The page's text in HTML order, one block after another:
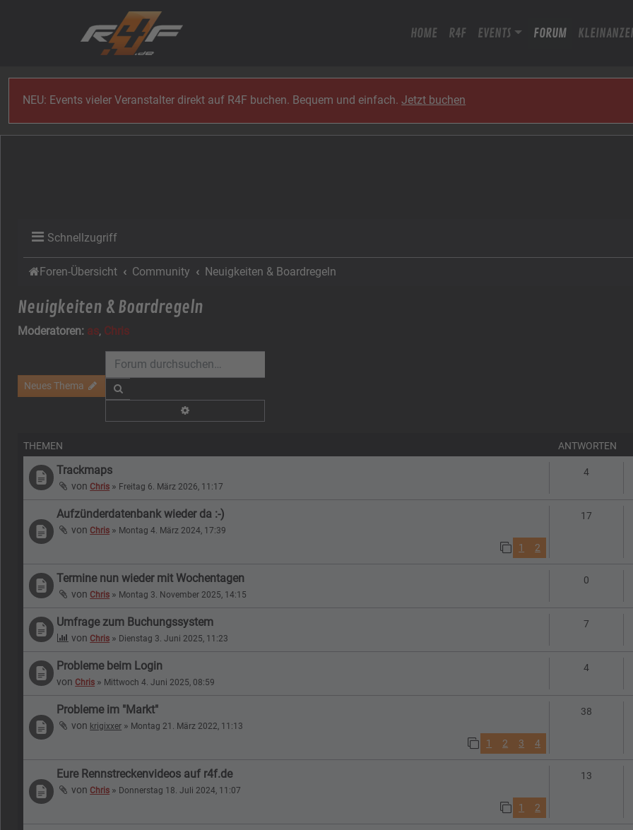
HOME R4F EVENTS FORUM
NEU: Events vieler Veranstalter direkt auf R4F buchen. Bequem und einfach.Jetzt buchen
Schnellzugriff
Foren-Übersicht Community Neuigkeiten & Boardregeln
Neuigkeiten & Boardregeln
Moderatoren: as, Chris
Neues Thema
THEMEN ANTWORTEN
Trackmaps
von Chris » Freitag 6. März 2026, 11:17
4Antworten
Aufzünderdatenbank wieder da :-)
von Chris » Montag 4. März 2024, 17:39
1 2
17
Termine nun wieder mit Wochentagen
von Chris » Montag 3. November 2025, 14:15
0
Umfrage zum Buchungssystem
von Chris » Dienstag 3. Juni 2025, 11:23
7
Probleme beim Login
von Chris » Mittwoch 4. Juni 2025, 08:59
4Antworten
Probleme im "Markt"
von krigixxer » Montag 21. März 2022, 11:13
1 2 3 4
38
Eure Rennstreckenvideos auf r4f.de
von Chris » Donnerstag 18. Juli 2024, 11:07
1 2
13